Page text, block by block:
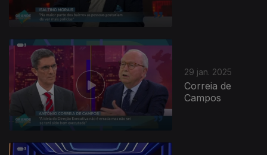
29 jan. 2025
Correia de
Campos
823044